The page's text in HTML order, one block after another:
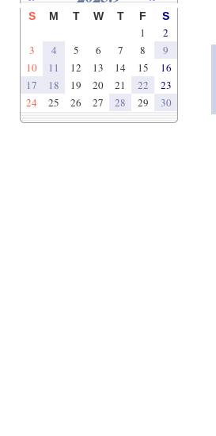
S M T W T F S
1
2
3
4 5 6 7 8
9
10
11 12 13 14 15
16
17
18 19 20 21 22
23
24
25 26 27 28 29 30